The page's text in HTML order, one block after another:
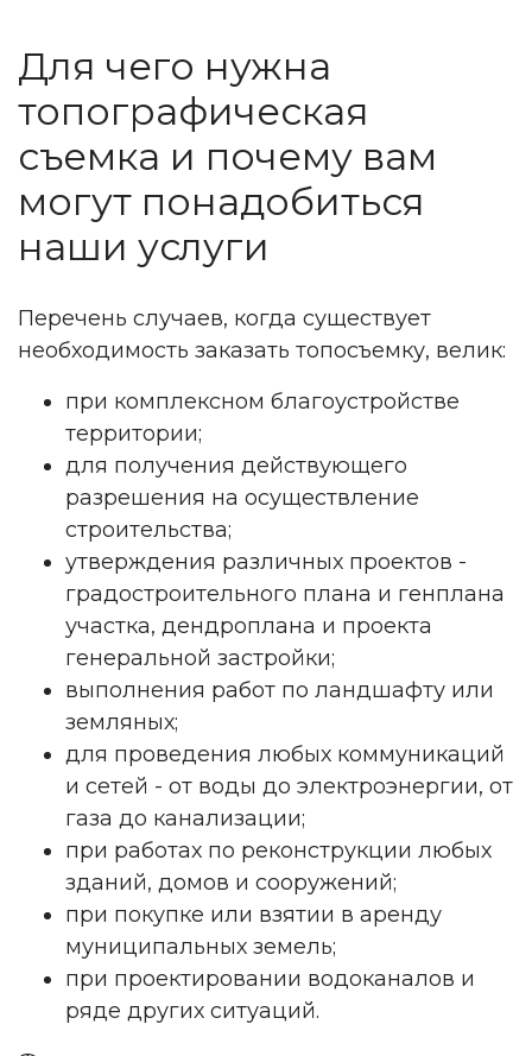
Для чего нужна
топографическая
съемка и почему вам
могут понадобиться
наши услуги
Перечень случаев, когда существует
необходимость заказать топосъемку, велик:
при комплексном благоустройстве
территории;
для получения действующего
разрешения на осуществление
строительства;
утверждения различных проектов -
градостроительного плана и генплана
участка, дендроплана и проекта
генеральной застройки;
выполнения работ по ландшафту или
земляных;
для проведения любых коммуникаций
и сетей - от воды до электроэнергии, от
газа до канализации;
при работах по реконструкции любых
зданий, домов и сооружений;
при покупке или взятии в аренду
муниципальных земель;
при проектировании водоканалов и
ряде других ситуаций.